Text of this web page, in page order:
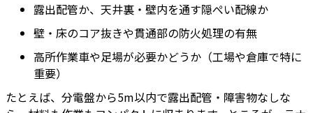
露出配管か、天井裏・壁内を通す隠ぺい配線か
壁・床のコア抜きや貫通部の防火処理の有無
高所作業車や足場が必要かどうか（工場や倉庫で特に
重要）
たとえば、分電盤から5m以内で露出配管・障害物なしな